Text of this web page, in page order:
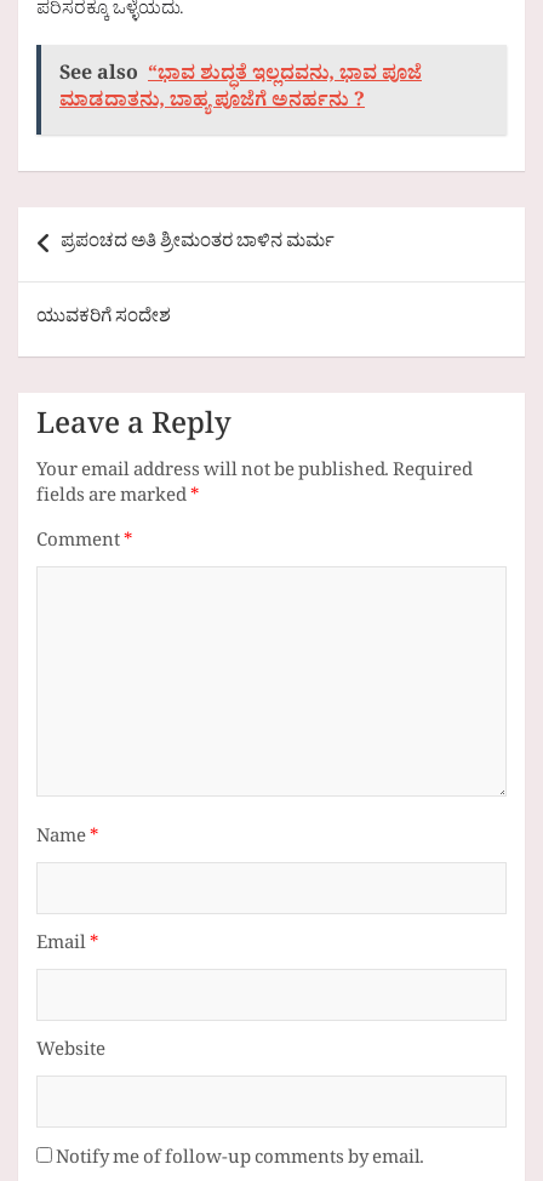
ಪರಿಸರಕ್ಕೂ ಒಳ್ಳೆಯದು.
See also “ಭಾವ ಶುದ್ಧತೆ ಇಲ್ಲದವನು, ಭಾವ ಪೂಜೆ
ಮಾಡದಾತನು, ಬಾಹ್ಯ ಪೂಜೆಗೆ ಅನರ್ಹನು ?
Post
navigation
ಪ್ರಪಂಚದ ಅತಿ ಶ್ರೀಮಂತರ ಬಾಳಿನ ಮರ್ಮ
ಯುವಕರಿಗೆ ಸಂದೇಶ
Leave a Reply
Your email address will not be published.Required
fields are marked*
Comment*
Name*
Email*
Website
Notify me of follow-up comments by email.